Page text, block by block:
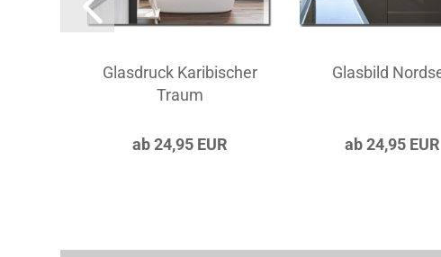
Glasdruck Karibischer
Traum
ab 24,95 EUR
Glasbild
ab 24,95 EUR